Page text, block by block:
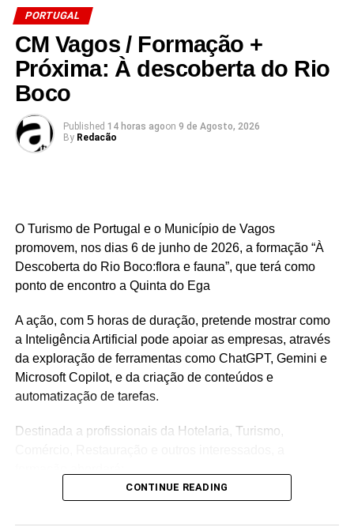
Facebook
Mastodon
PORTUGAL
CM Vagos / Formação +
Próxima: À descoberta do Rio
Boco
Published 14 horas agoon 9 de Agosto, 2026
By Redacão
O Turismo de Portugal e o Município de Vagos
promovem, nos dias 6 de junho de 2026, a formação “À
Descoberta do Rio Boco:flora e fauna”, que terá como
ponto de encontro a Quinta do Ega
A ação, com 5 horas de duração, pretende mostrar como
a Inteligência Artificial pode apoiar as empresas, através
da exploração de ferramentas como ChatGPT, Gemini e
Microsoft Copilot, e da criação de conteúdos e
automatização de tarefas.
Destinada a profissionais da Hotelaria, Turismo,
CONTINUE READING